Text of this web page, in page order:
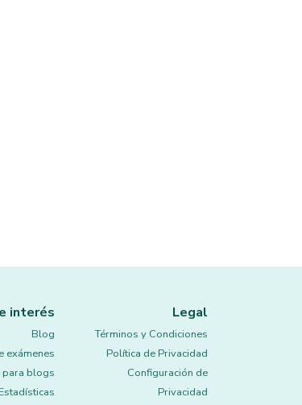
interés
Blog
exámenes
blogs
Estadísticas
Legal
Términos y Condiciones
Política de Privacidad
Configuración de
Privacidad